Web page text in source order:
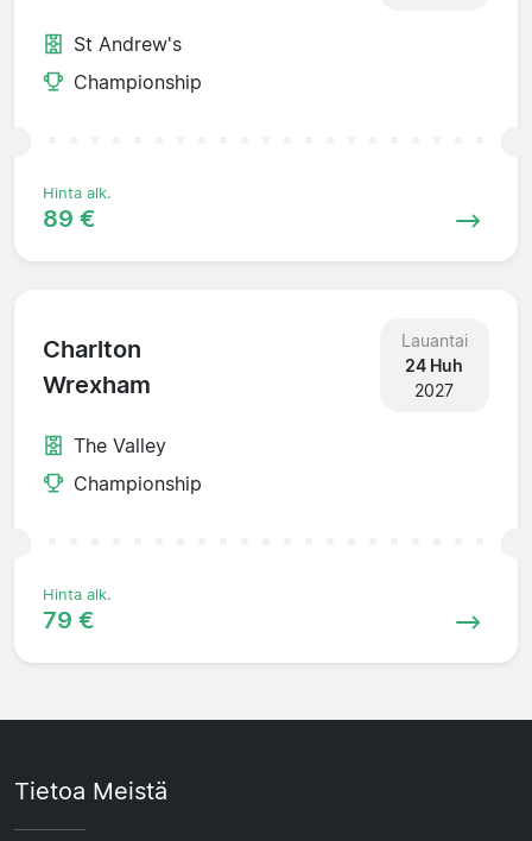
St Andrew's
Championship
Hinta alk.
89 €
Charlton
Wrexham
Lauantai
24 Huh
2027
The Valley
Championship
Hinta alk.
79 €
Tietoa Meistä